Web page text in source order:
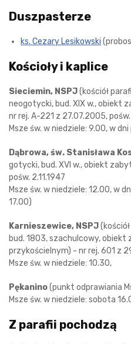
Duszpasterze
ks. Cezary Lesikowski
Kościoły i kaplice
Sieciemin, NSPJ(kościół
neogotycki, bud. XIX w., obiekt
nr rej. A-221 z 27.07.2005, pośw.
Msze św. w niedziele: 9.00, w
Dąbrowa, św. Stanisława
gotycki, bud. XVI w., obiekt
pośw. 2.11.1947
Msze św. w niedziele: 12.00, w
17.00)
Karnieszewice, NSPJ
bud. 1803, szachulcowy,
przykościelnym) - nr rej. 601 z
Msze św. w niedziele: 10.30,
Pękanino(punkt odprawiania
Msze św. w niedziele: sobota
Z parafii pochodzą